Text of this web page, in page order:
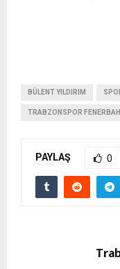
BÜLENT YILDIRIM
TRABZONSPOR
PAYLAŞ 0